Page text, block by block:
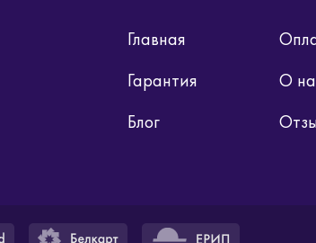
Главная
Гарантия
О
Блог